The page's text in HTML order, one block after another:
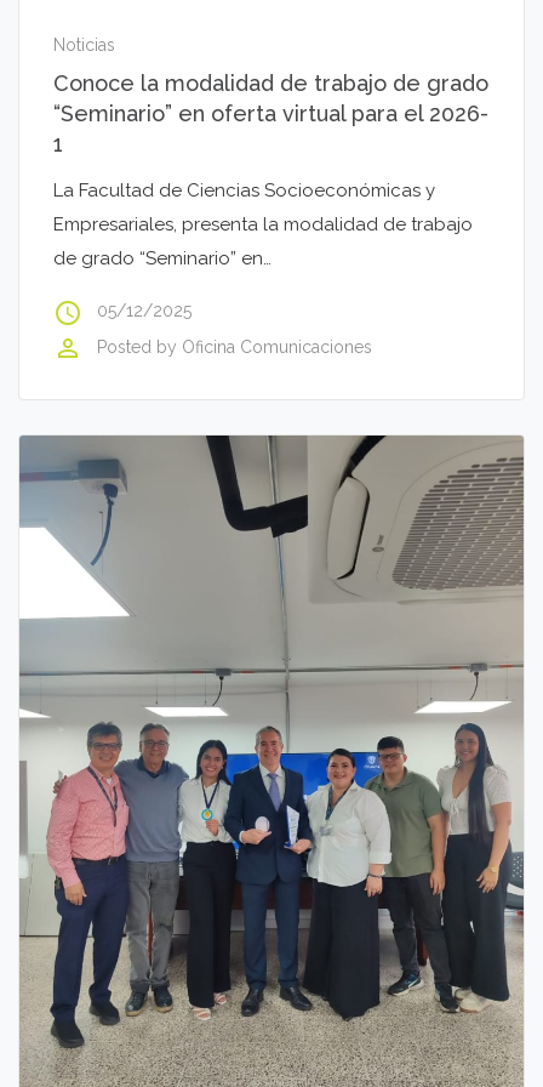
Noticias
Conoce la modalidad de trabajo de grado
“Seminario” en oferta virtual para el 2026-
1
La Facultad de Ciencias Socioeconómicas y
Empresariales, presenta la modalidad de trabajo
de grado “Seminario” en…
access_time 05/12/2025
perm_identity Posted by Oficina Comunicaciones